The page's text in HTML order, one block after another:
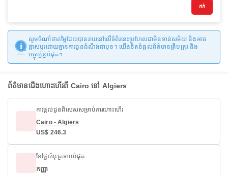
កក់
សូមចំណាំថាតម្លៃដែលបានរាយនៅលើទំព័រនេះប្រហែលជាមិនទាន់សម័យ និងអាច
ផ្លាស់ប្តូរដោយគ្មានការជូនដំណឹងជាមុន។ យើងខិតខំផ្តល់ព័ត៌មានត្រឹមត្រូវ និង
បច្ចុប្បន្នបំផុត។
ព័ត៌មានជើងហោះហើរពី Cairo ទៅ Algiers
ការផ្តល់ជូនពិសេសសម្រាប់ការហោះហើរ
Cairo - Algiers
US$ 246.3
ខែថ្លៃសំបុត្រទាបបំផុត
កញ្ញា